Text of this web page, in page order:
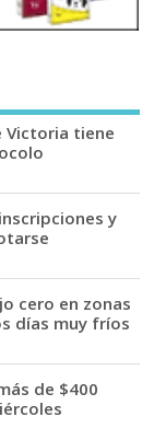
Victoria tiene
y
cero en zonas
días muy fríos
de $400